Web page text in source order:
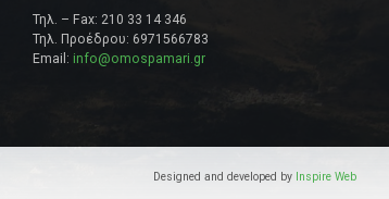
Τηλ. – Fax: 210 33 14 346
Τηλ. Προέδρου: 6971566783
Email: info@omospamari.gr
Designed and developed by Inspire Web